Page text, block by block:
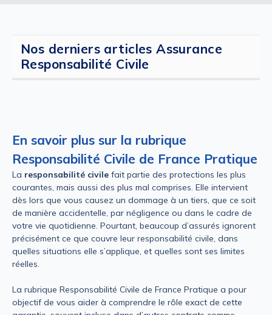
Nos derniers articles Assurance
Responsabilité Civile
En savoir plus sur la rubrique
Responsabilité Civile de France Pratique
La responsabilité civile fait partie des protections les plus
courantes, mais aussi des plus mal comprises. Elle intervient
dès lors que vous causez un dommage à un tiers, que ce soit
de manière accidentelle, par négligence ou dans le cadre de
votre vie quotidienne. Pourtant, beaucoup d’assurés ignorent
précisément ce que couvre leur responsabilité civile, dans
quelles situations elle s’applique, et quelles sont ses limites
réelles.
La rubrique Responsabilité Civile de France Pratique a pour
objectif de vous aider à comprendre le rôle exact de cette